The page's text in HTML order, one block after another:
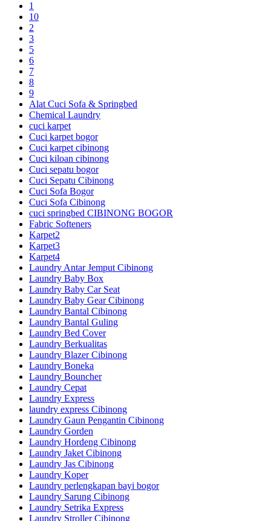
1
10
2
3
5
6
7
8
9
Alat Cuci Sofa & Springbed
Chemical Laundry
cuci karpet
Cuci karpet bogor
Cuci karpet cibinong
Cuci kiloan cibinong
Cuci sepatu bogor
Cuci Sepatu Cibinong
Cuci Sofa Bogor
Cuci Sofa Cibinong
cuci springbed CIBINONG BOGOR
Fabric Softeners
Karpet2
Karpet3
Karpet4
Laundry Antar Jemput Cibinong
Laundry Baby Box
Laundry Baby Car Seat
Laundry Baby Gear Cibinong
Laundry Bantal Cibinong
Laundry Bantal Guling
Laundry Bed Cover
Laundry Berkualitas
Laundry Blazer Cibinong
Laundry Boneka
Laundry Bouncher
Laundry Cepat
Laundry Express
laundry express Cibinong
Laundry Gaun Pengantin Cibinong
Laundry Gorden
Laundry Hordeng Cibinong
Laundry Jaket Cibinong
Laundry Jas Cibinong
Laundry Koper
Laundry perlengkapan bayi bogor
Laundry Sarung Cibinong
Laundry Setrika Express
Laundry Stroller Cibinong